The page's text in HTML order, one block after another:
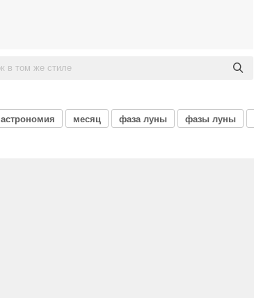
астрономия месяц фаза луны фазы луны